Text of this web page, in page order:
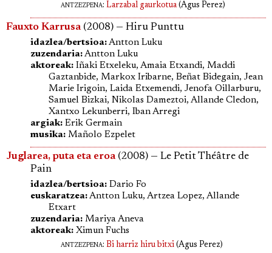
antzezpena: Larzabal gaurkotua(Agus Perez)
Fauxto Karrusa(2008) — Hiru Punttu
idazlea/bertsioa:Antton Luku
zuzendaria:Antton Luku
aktoreak: Iñaki Etxeleku, Amaia Etxandi, Maddi
Gaztanbide, Markox Iribarne, Beñat Bidegain, Jean
Marie Irigoin, Laida Etxemendi, Jenofa Oillarburu,
Samuel Bizkai, Nikolas Dameztoi, Allande Cledon,
Xantxo Lekunberri, Iban Arregi
argiak: Erik Germain
musika: Mañolo Ezpelet
Juglarea, puta eta eroa(2008) — Le Petit Théâtre de
Pain
idazlea/bertsioa: Dario Fo
euskaratzea:Antton Luku, Artzea Lopez, Allande
Etxart
zuzendaria: Mariya Aneva
aktoreak: Ximun Fuchs
antzezpena: Bi harriz hiru bitxi (Agus Perez)